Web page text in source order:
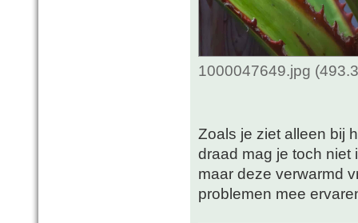
1000047649.jpg
Zoals je ziet alleen bij
draad mag je toch niet
maar deze verwarmd
problemen mee